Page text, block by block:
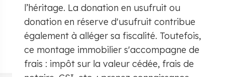
l’héritage. La donation en usufruit ou
donation en réserve d'usufruit contribue
également à alléger sa fiscalité. Toutefois,
ce montage immobilier s'accompagne de
frais : impôt sur la valeur cédée, frais de